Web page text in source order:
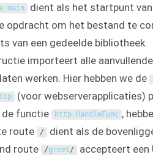
main dient als het startpunt
opdracht om het bestand te
van een gedeelde bibliotheek.
importeert alle
werken. Hier hebben we de
(voor webserverapplicaties)
de functie
http. HandleFunc ,
route
/ dient als de
route
/greet/ accepteert een